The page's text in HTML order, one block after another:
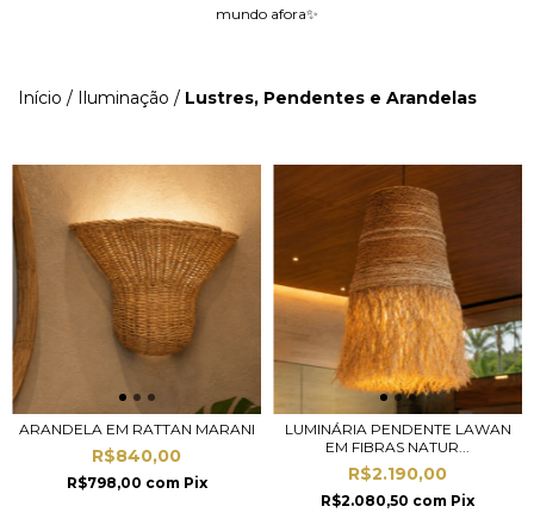
mundo afora✨
Início / Iluminação / Lustres, Pendentes e Arandelas
ARANDELA EM RATTAN MARANI
R$840,00
R$798,00 com Pix
LUMINÁRIA PENDENTE LAWAN
EM FIBRAS NATUR...
R$2.190,00
R$2.080,50 com Pix